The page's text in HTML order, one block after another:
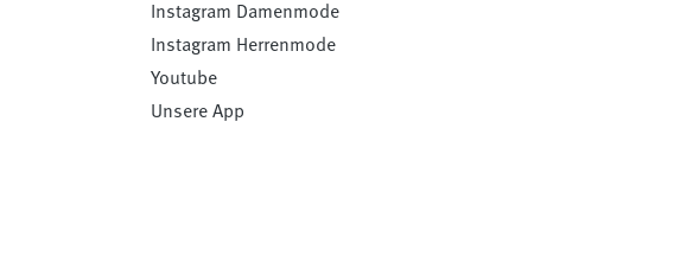
Instagram Damenmode
Instagram Herrenmode
Youtube
Unsere App